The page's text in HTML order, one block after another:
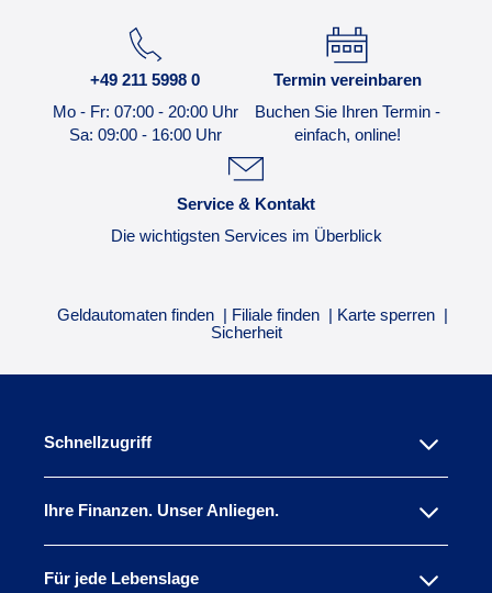
+49 211 5998 0
Mo - Fr: 07:00 - 20:00 Uhr
Sa: 09:00 - 16:00 Uhr
Termin vereinbaren
Buchen Sie Ihren Termin -
einfach, online!
Service & Kontakt
Die wichtigsten Services im Überblick
Geldautomaten finden Filiale finden
Karte sperren
Sicherheit
Schnellzugriff
Ihre Finanzen. Unser Anliegen.
Für jede Lebenslage